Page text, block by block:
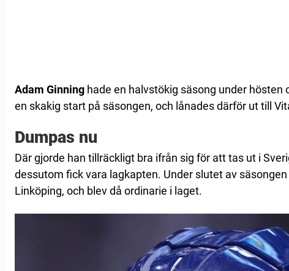
Adam Ginning hade en halvstökig säsong under
en skakig start på säsongen, och lånades därför ut till
Dumpas nu
Där gjorde han tillräckligt bra ifrån sig för att tas ut i
dessutom fick vara lagkapten. Under slutet av säsongen
Linköping, och blev då ordinarie i laget.